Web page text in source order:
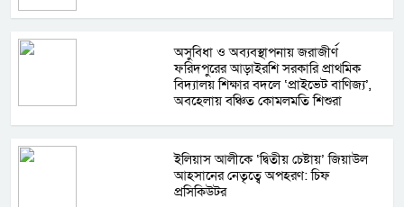
অসুবিধা ও অব্যবস্থাপনায় জরাজীর্ণ
ফরিদপুরের আড়াইরশি সরকারি প্রাথমিক
বিদ্যালয় শিক্ষার বদলে ‘প্রাইভেট বাণিজ্য’,
অবহেলায় বঞ্চিত কোমলমতি শিশুরা
ইলিয়াস আলীকে ‘দ্বিতীয় চেষ্টায়’ জিয়াউল
আহসানের নেতৃত্বে অপহরণ: চিফ
প্রসিকিউটর